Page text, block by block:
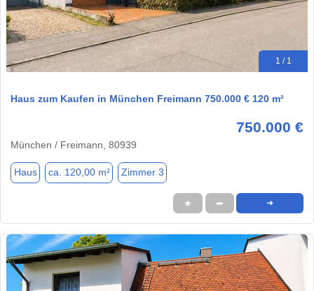
1 / 1
Haus zum Kaufen in München Freimann 750.000 € 120 m²
750.000 €
München / Freimann, 80939
Haus ca. 120,00 m² Zimmer 3
★ ➦ ➜